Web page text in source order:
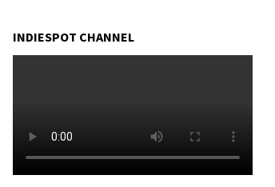
INDIESPOT CHANNEL